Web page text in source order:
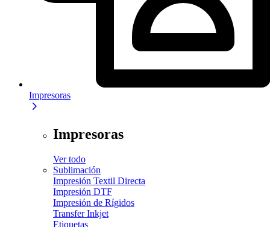
Impresoras
Impresoras
Ver todo
Sublimación
Impresión Textil Directa
Impresión DTF
Impresión de Rígidos
Transfer Inkjet
Etiquetas